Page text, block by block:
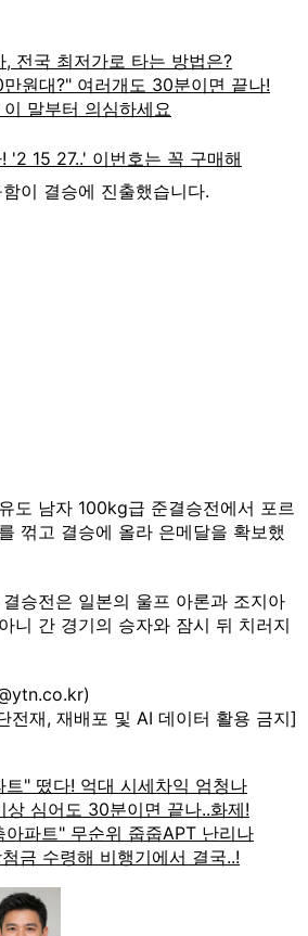
이 결승에 진출했습니다.
도 남자 100kg급 준결승전에서 포르
꺾고 결승에 올라 은메달을 확보했
승전은 일본의 울프 아론과 조지아
니 간 경기의 승자와 잠시 뒤 치러지
전재, 재배포 및 AI 데이터 활용 금지]